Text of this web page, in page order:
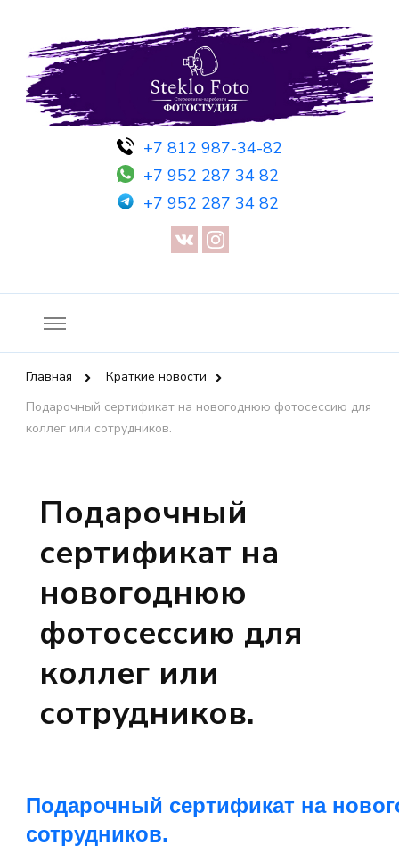
+7 812 987-34-82
+7 952 287 34 82
+7 952 287 34 82
Фотостудия SF
Фотосессия в студии СПб — Фотосессия в Санкт-Петербурге
— Предметная съемка — Невидимый манекен — Прозрачный
манекен — Сертификат на фотосессию
Главная
Краткие новости
Подарочный сертификат на новогоднюю фотосессию для
коллег или сотрудников.
Подарочный
сертификат на
новогоднюю
фотосессию для
коллег или
сотрудников.
Подарочный сертификат на
сотрудников.